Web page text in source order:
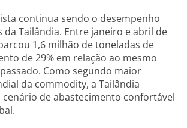
continua sendo o desempenho
da Tailândia. Entre janeiro e abril de
1,6 milhão de toneladas de
de 29% em relação ao mesmo
Como segundo maior
da commodity, a Tailândia
de abastecimento confortável